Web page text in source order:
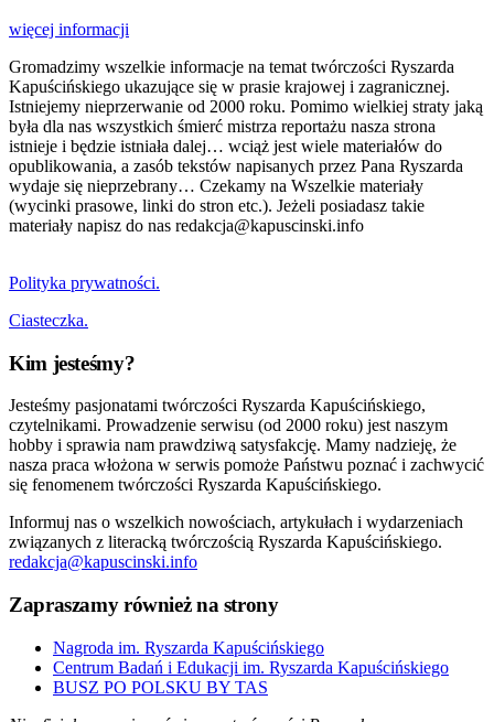
więcej informacji
Gromadzimy wszelkie informacje na temat twórczości Ryszarda
Kapuścińskiego ukazujące się w prasie krajowej i zagranicznej.
Istniejemy nieprzerwanie od 2000 roku. Pomimo wielkiej straty jaką
była dla nas wszystkich śmierć mistrza reportażu nasza strona
istnieje i będzie istniała dalej… wciąż jest wiele materiałów do
opublikowania, a zasób tekstów napisanych przez Pana Ryszarda
wydaje się nieprzebrany… Czekamy na Wszelkie materiały
(wycinki prasowe, linki do stron etc.). Jeżeli posiadasz takie
materiały napisz do nas redakcja@kapuscinski.info
Polityka prywatności.
Ciasteczka.
Kim jesteśmy?
Jesteśmy pasjonatami twórczości Ryszarda Kapuścińskiego,
czytelnikami. Prowadzenie serwisu (od 2000 roku) jest naszym
hobby i sprawia nam prawdziwą satysfakcję. Mamy nadzieję, że
nasza praca włożona w serwis pomoże Państwu poznać i zachwycić
się fenomenem twórczości Ryszarda Kapuścińskiego.
Informuj nas o wszelkich nowościach, artykułach i wydarzeniach
związanych z literacką twórczością Ryszarda Kapuścińskiego.
redakcja@kapuscinski.info
Zapraszamy również na strony
Nagroda im. Ryszarda Kapuścińskiego
Centrum Badań i Edukacji im. Ryszarda Kapuścińskiego
BUSZ PO POLSKU BY TAS